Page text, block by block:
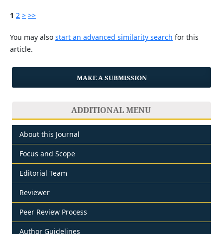
1 2 > >>
You may also start an advanced similarity search for this
article.
MAKE A SUBMISSION
ADDITIONAL MENU
About this Journal
Focus and Scope
Editorial Team
Reviewer
Peer Review Process
Author Guidelines